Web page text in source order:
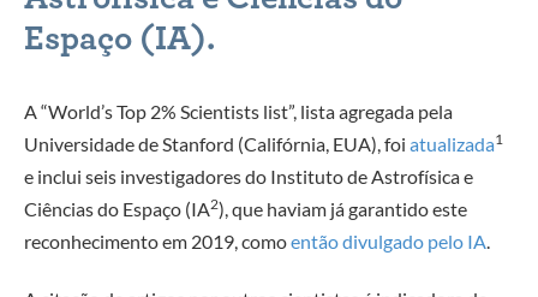
Espaço (IA).
A “World’s Top 2% Scientists list”, lista agregada pela
Universidade de Stanford (Califórnia, EUA), foi atualizada1
e inclui seis investigadores do Instituto de Astrofísica e
Ciências do Espaço (IA2), que haviam já garantido este
reconhecimento em 2019, comoentão divulgado pelo IA.